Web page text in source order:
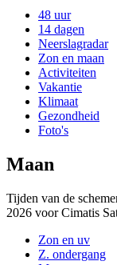
48 uur
14 dagen
Neerslagradar
Zon en maan
Activiteiten
Vakantie
Klimaat
Gezondheid
Foto's
Maan
Tijden van de
2026 voor Cimatis
Zon en uv
Z. ondergang